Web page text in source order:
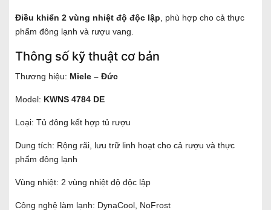
Điều khiển 2 vùng nhiệt độ độc lập , phù hợp cho cả thực
phẩm đông lạnh và rượu vang.
Thông số kỹ thuật cơ bản
Thương hiệu: Miele – Đức
Model: KWNS 4784 DE
Loại: Tủ đông kết hợp tủ rượu
Dung tích: Rộng rãi, lưu trữ linh hoạt cho cả rượu và thực
phẩm đông lạnh
Vùng nhiệt: 2 vùng nhiệt độ độc lập
Công nghệ làm lạnh: DynaCool, NoFrost